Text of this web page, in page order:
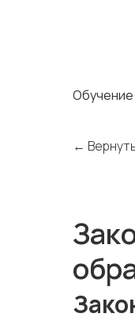
Обучение
←